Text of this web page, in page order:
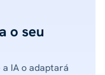
o seu
IA o adaptará